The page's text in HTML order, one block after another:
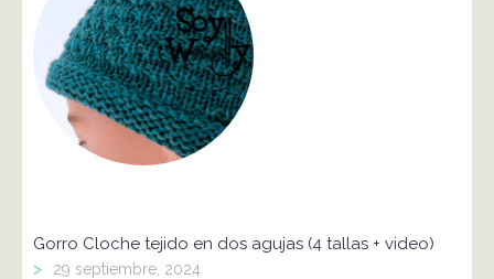
Gorro Cloche tejido en dos agujas (4 tallas + video)
> 29 septiembre, 2024